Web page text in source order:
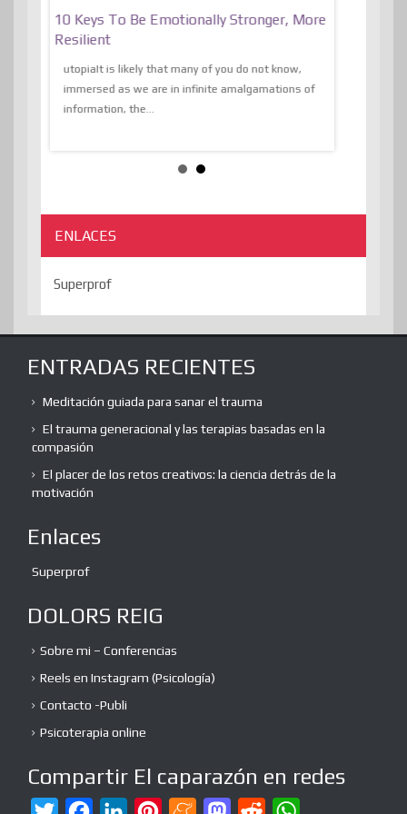
10 Keys To Be Emotionally Stronger, More
Resilient
utopiaIt is likely that many of you do not know,
immersed as we are in infinite amalgamations of
information, the...
ENLACES
Superprof
ENTRADAS RECIENTES
Meditación guiada para sanar el trauma
El trauma generacional y las terapias basadas en la
compasión
El placer de los retos creativos: la ciencia detrás de la
motivación
Enlaces
Superprof
DOLORS REIG
Sobre mi – Conferencias
Reels en Instagram (Psicología)
Contacto -Publi
Psicoterapia online
Compartir El caparazón en redes